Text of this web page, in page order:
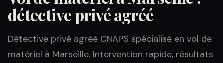
détective privé agréé
Détective privé agréé CNAPS spécialisé en vol de
matériel à Marseille. Intervention rapide, résultats